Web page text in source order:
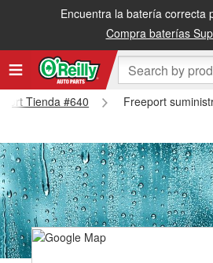
Encuentra la batería correcta
Compra baterías
Tienda #640
Freeport